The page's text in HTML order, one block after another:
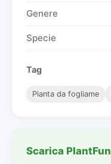
Genere
Specie
Tag
Pianta da fogliame
Scarica PlantFun